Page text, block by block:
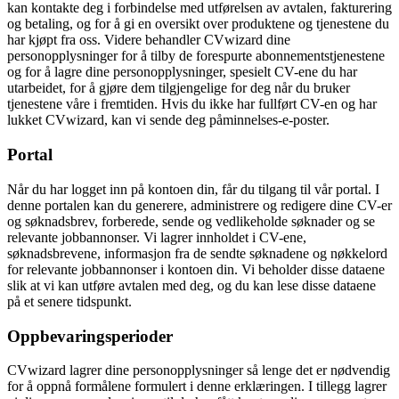
kan kontakte deg i forbindelse med utførelsen av avtalen, fakturering
og betaling, og for å gi en oversikt over produktene og tjenestene du
har kjøpt fra oss. Videre behandler CVwizard dine
personopplysninger for å tilby de forespurte abonnementstjenestene
og for å lagre dine personopplysninger, spesielt CV-ene du har
utarbeidet, for å gjøre dem tilgjengelige for deg når du bruker
tjenestene våre i fremtiden. Hvis du ikke har fullført CV-en og har
lukket CVwizard, kan vi sende deg påminnelses-e-poster.
Portal
Når du har logget inn på kontoen din, får du tilgang til vår portal. I
denne portalen kan du generere, administrere og redigere dine CV-er
og søknadsbrev, forberede, sende og vedlikeholde søknader og se
relevante jobbannonser. Vi lagrer innholdet i CV-ene,
søknadsbrevene, informasjon fra de sendte søknadene og nøkkelord
for relevante jobbannonser i kontoen din. Vi beholder disse dataene
slik at vi kan utføre avtalen med deg, og du kan lese disse dataene
på et senere tidspunkt.
Oppbevaringsperioder
CVwizard lagrer dine personopplysninger så lenge det er nødvendig
for å oppnå formålene formulert i denne erklæringen. I tillegg lagrer